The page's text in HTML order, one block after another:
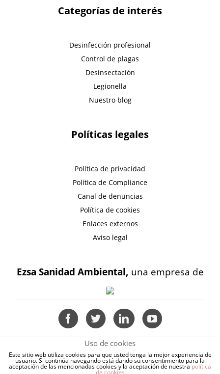
Categorías de interés
Desinfección profesional
Control de plagas
Desinsectación
Legionella
Nuestro blog
Políticas legales
Política de privacidad
Política de Compliance
Canal de denuncias
Política de cookies
Enlaces externos
Aviso legal
Ezsa Sanidad Ambiental, una empresa de
Uso de cookies
Este sitio web utiliza cookies para que usted tenga la mejor experiencia de
usuario. Si continúa navegando está dando su consentimiento para la
aceptación de las mencionadas cookies y la aceptación de nuestra política
de cookies